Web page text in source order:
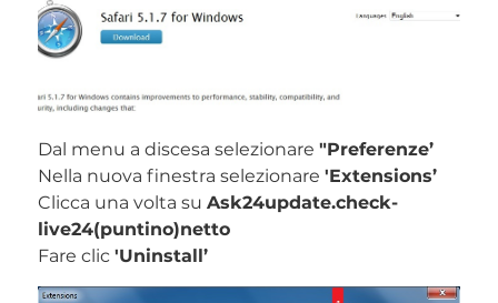
Dal menu a discesa selezionare "Preferenze’
Nella nuova finestra selezionare 'Extensions’
Clicca una volta su Ask24update.check-
live24(puntino)netto
Fare clic 'Uninstall’